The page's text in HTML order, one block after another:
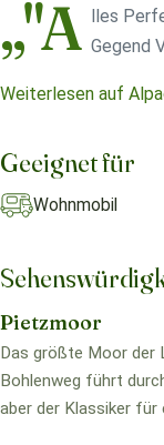
„"A lles
Gegend
Weiterlesen auf
Geeignet für
Wohnmobil
Pietzmoor
Das größte Moor der
Bohlenweg führt
aber der Klassiker für